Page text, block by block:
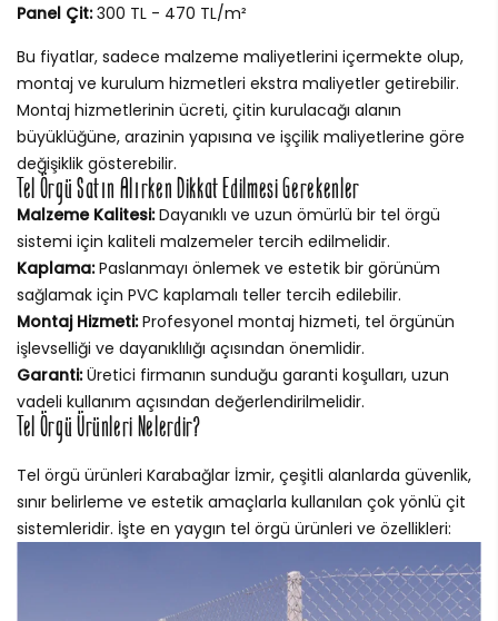
Panel Çit:300 TL - 470 TL/m²
Bu fiyatlar, sadece malzeme maliyetlerini içermekte olup,
montaj ve kurulum hizmetleri ekstra maliyetler getirebilir.
Montaj hizmetlerinin ücreti, çitin kurulacağı alanın
büyüklüğüne, arazinin yapısına ve işçilik maliyetlerine göre
değişiklik gösterebilir.
Tel Örgü Satın Alırken Dikkat Edilmesi Gerekenler
Malzeme Kalitesi:Dayanıklı ve uzun ömürlü bir tel örgü
sistemi için kaliteli malzemeler tercih edilmelidir.
Kaplama:Paslanmayı önlemek ve estetik bir görünüm
sağlamak için PVC kaplamalı teller tercih edilebilir.
Montaj Hizmeti:Profesyonel montaj hizmeti, tel örgünün
işlevselliği ve dayanıklılığı açısından önemlidir.
Garanti:Üretici firmanın sunduğu garanti koşulları, uzun
vadeli kullanım açısından değerlendirilmelidir.
Tel Örgü Ürünleri Nelerdir?
Tel örgü ürünleri Karabağlar İzmir, çeşitli alanlarda güvenlik,
sınır belirleme ve estetik amaçlarla kullanılan çok yönlü çit
sistemleridir. İşte en yaygın tel örgü ürünleri ve özellikleri: